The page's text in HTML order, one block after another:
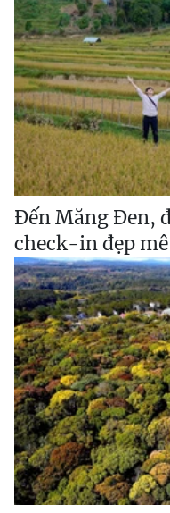
Đến Măng Đen,
check-in đẹp